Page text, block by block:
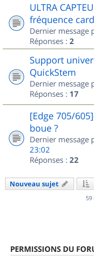
ULTRA
fréquence
Dernier message
Réponses : 2
Support
QuickStem
Dernier message
Réponses : 17
[Edge 705/
boue ?
Dernier message
23:02
Réponses : 22
Nouveau sujet
59
PERMISSIONS DU